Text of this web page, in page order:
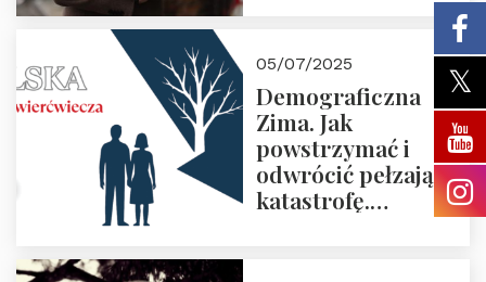
05/07/2025
Demograficzna
Zima. Jak
powstrzymać i
odwrócić pełzającą
katastrofę.